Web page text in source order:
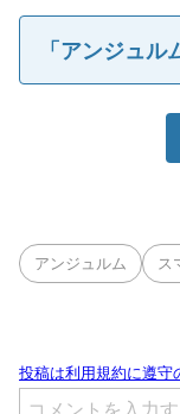
「アンジュ
アンジュルム ス